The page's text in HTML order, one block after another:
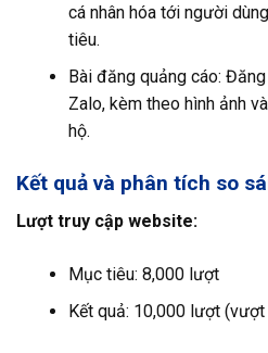
cá nhân hóa tới người
tiêu.
Bài đăng quảng cáo:
Zalo, kèm theo hình ảnh
hộ.
Kết quả và phân tích so
Lượt truy cập website:
Mục tiêu: 8,000 lượt
Kết quả: 10,000 lượt